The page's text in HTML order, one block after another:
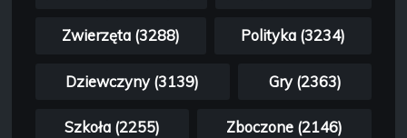
Zwierzęta (3288) Polityka (3234)
Dziewczyny (3139) Gry (2363)
Szkoła (2255) Zboczone (2146)